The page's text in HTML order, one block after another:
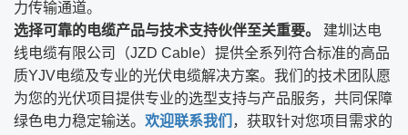
力传输通道。
选择可靠的电缆产品与技术支持伙伴至关重要。
​ 建圳达电
线电缆有限公司（JZD Cable）提供全系列符合标准的高品
质YJV电缆及专业的光伏电缆解决方案。我们的技术团队愿
为您的光伏项目提供专业的选型支持与产品服务，共同保障
绿色电力稳定输送。 欢迎联系我们 ，获取针对您项目需求的